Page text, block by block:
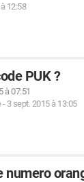
12:58
PUK ?
à 07:51
- 3 sept. 2015 à 13:05
numero